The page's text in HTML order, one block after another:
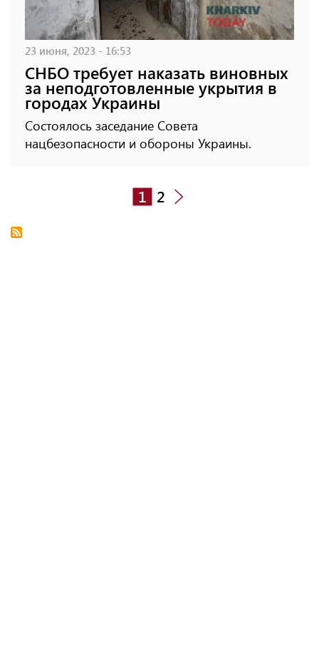
23 июня, 2023 - 16:53
СНБО требует наказать виновных
за неподготовленные укрытия в
городах Украины
Состоялось заседание Совета
нацбезопасности и обороны Украины.
1 2